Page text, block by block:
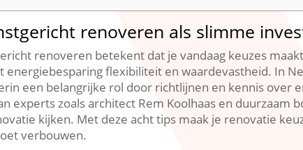
renoveren als slimme
renoveren betekent dat je vandaag keuzes
energiebesparing flexibiliteit en waardevastheid.​ In
een belangrijke rol door richtlijnen en kennis
experts zoals architect Rem Koolhaas en duurzaam
kijken.​ Met deze acht tips maak je renovatie
verbouwen.​